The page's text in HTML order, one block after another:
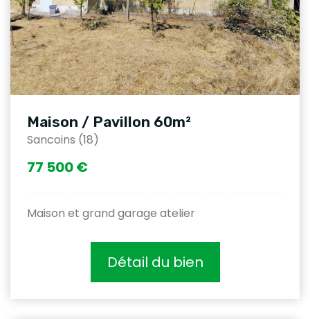
Maison / Pavillon 60m²
Sancoins (18)
77 500 €
Maison et grand garage atelier
Détail du bien